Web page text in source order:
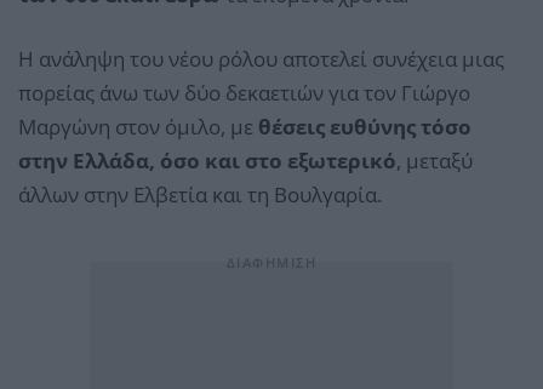
Η ανάληψη του νέου ρόλου αποτελεί συνέχεια μιας
πορείας άνω των δύο δεκαετιών για τον Γιώργο
Μαργώνη στον όμιλο, με θέσεις ευθύνης τόσο
στην Ελλάδα, όσο και στο εξωτερικό, μεταξύ
άλλων στην Ελβετία και τη Βουλγαρία.